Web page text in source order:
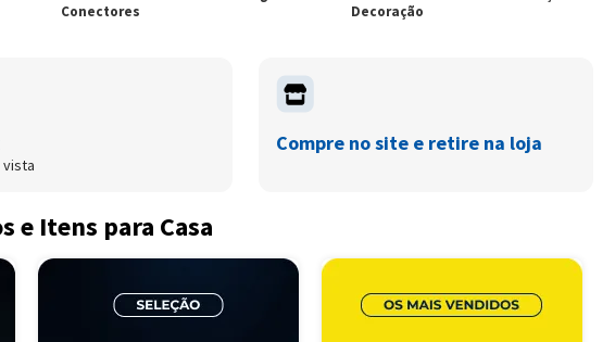
Conectores
Decoração
vista
Compre no site e retire na loja
e Itens para Casa